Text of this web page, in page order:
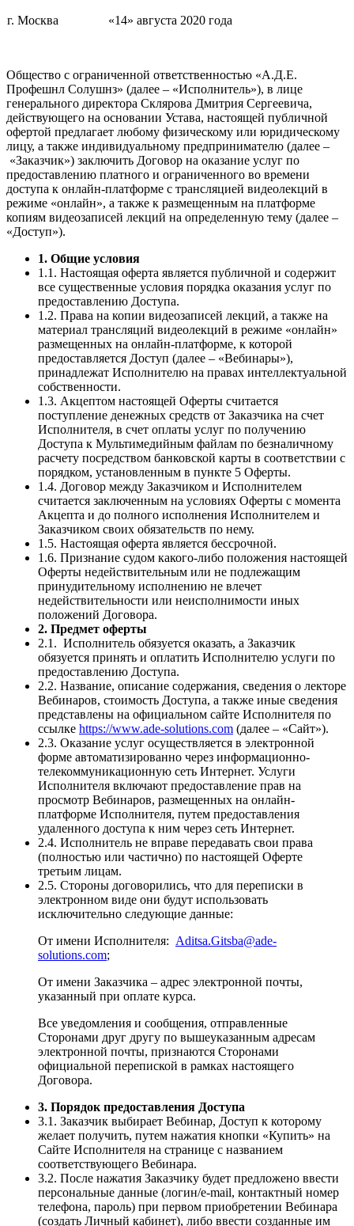
г. Москва «14» августа 2020 года
Общество с ограниченной ответственностью «А.Д.Е.
Профешнл Солушнз» (далее – «Исполнитель»), в лице
генерального директора Склярова Дмитрия Сергеевича,
действующего на основании Устава, настоящей публичной
офертой предлагает любому физическому или юридическому
лицу, а также индивидуальному предпринимателю (далее –
«Заказчик») заключить Договор на оказание услуг по
предоставлению платного и ограниченного во времени
доступа к онлайн-платформе с трансляцией видеолекций в
режиме «онлайн», а также к размещенным на платформе
копиям видеозаписей лекций на определенную тему (далее –
«Доступ»).
1. Общие условия
1.1. Настоящая оферта является публичной и содержит
все существенные условия порядка оказания услуг по
предоставлению Доступа.
1.2. Права на копии видеозаписей лекций, а также на
материал трансляций видеолекций в режиме «онлайн»
размещенных на онлайн-платформе, к которой
предоставляется Доступ (далее – «Вебинары»),
принадлежат Исполнителю на правах интеллектуальной
собственности.
1.3. Акцептом настоящей Оферты считается
поступление денежных средств от Заказчика на счет
Исполнителя, в счет оплаты услуг по получению
Доступа к Мультимедийным файлам по безналичному
расчету посредством банковской карты в соответствии с
порядком, установленным в пункте 5 Оферты.
1.4. Договор между Заказчиком и Исполнителем
считается заключенным на условиях Оферты с момента
Акцепта и до полного исполнения Исполнителем и
Заказчиком своих обязательств по нему.
1.5. Настоящая оферта является бессрочной.
1.6. Признание судом какого-либо положения настоящей
Оферты недействительным или не подлежащим
принудительному исполнению не влечет
недействительности или неисполнимости иных
положений Договора.
2. Предмет оферты
2.1. Исполнитель обязуется оказать, а Заказчик
обязуется принять и оплатить Исполнителю услуги по
предоставлению Доступа.
2.2. Название, описание содержания, сведения о лекторе
Вебинаров, стоимость Доступа, а также иные сведения
представлены на официальном сайте Исполнителя по
ссылке https://www.ade-solutions.com (далее – «Сайт»).
2.3. Оказание услуг осуществляется в электронной
форме автоматизированно через информационно-
телекоммуникационную сеть Интернет. Услуги
Исполнителя включают предоставление прав на
просмотр Вебинаров, размещенных на онлайн-
платформе Исполнителя, путем предоставления
удаленного доступа к ним через сеть Интернет.
2.4. Исполнитель не вправе передавать свои права
(полностью или частично) по настоящей Оферте
третьим лицам.
2.5. Стороны договорились, что для переписки в
электронном виде они будут использовать
исключительно следующие данные:
От имени Исполнителя: Aditsa.Gitsba@ade-
solutions.com;
От имени Заказчика – адрес электронной почты,
указанный при оплате курса.
Все уведомления и сообщения, отправленные
Сторонами друг другу по вышеуказанным адресам
электронной почты, признаются Сторонами
официальной перепиской в рамках настоящего
Договора.
3. Порядок предоставления Доступа
3.1. Заказчик выбирает Вебинар, Доступ к которому
желает получить, путем нажатия кнопки «Купить» на
Сайте Исполнителя на странице с названием
соответствующего Вебинара.
3.2. После нажатия Заказчику будет предложено ввести
персональные данные (логин/e-mail, контактный номер
телефона, пароль) при первом приобретении Вебинара
(создать Личный кабинет), либо ввести созданные им